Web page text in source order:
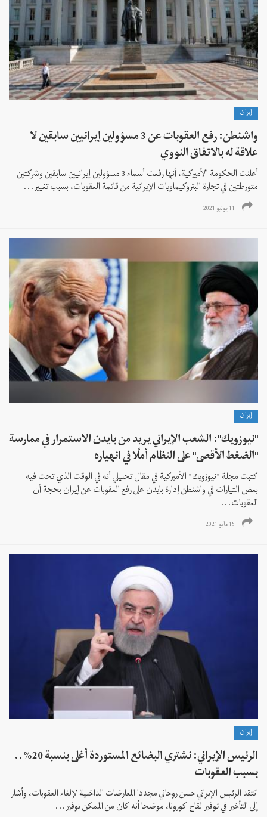
إيران
واشنطن: رفع العقوبات عن 3 مسؤولين إيرانيين سابقين لا
علاقة له بالاتفاق النووي
أعلنت الحكومة الأميركية، أنها رفعت أسماء 3 مسؤولين إيرانيين سابقين وشركتين
متورطتين في تجارة البتروكيماويات الإيرانية من قائمة العقوبات، بسبب تغيير...
11 يونيو 2021
إيران
"نيوزويك": الشعب الإيراني يريد من بايدن الاستمرار في ممارسة
"الضغط الأقصى" على النظام أملًا في انهياره
كتبت مجلة "نيوزويك" الأميركية في مقال تحليلي أنه في الوقت الذي تحث فيه
بعض التيارات في واشنطن إدارة بايدن على رفع العقوبات عن إيران بحجة أن
العقوبات...
15 مايو 2021
إيران
الرئيس الإيراني: نشتري البضائع المستوردة أغلى بنسبة 20%..
بسبب العقوبات
انتقد الرئيس الإيراني حسن روحاني مجددا المعارضات الداخلية لإلغاء العقوبات، وأشار
إلى التأخير في توفير لقاح كورونا، موضحا أنه كان من الممكن توفير...